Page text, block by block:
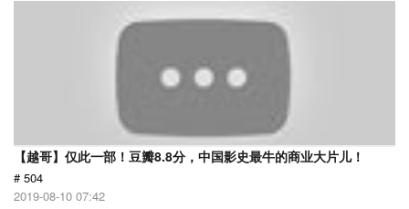
【越哥】仅此一部！豆瓣8.8分，中国影史最牛的商业大片儿！
# 504
2019-08-10 07:42